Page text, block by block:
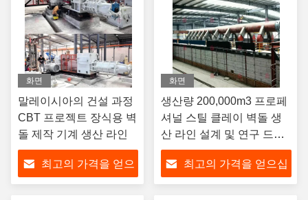
화면
말레이시아의 건설 과정
CBT 프로젝트 장식용 벽
돌 제작 기계 생산 라인
최고의 가격을 얻으
화면
생산량 200,000m3 프로페
셔널 스틸 클레이 벽돌 생
산 라인 설계 및 연구 드라
이어 챔버 자동화 기계
최고의 가격을 얻으십